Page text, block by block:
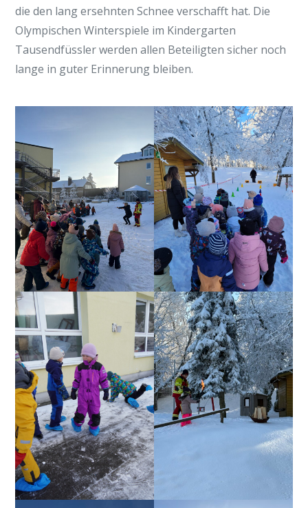
die den lang ersehnten Schnee verschafft hat. Die
Olympischen Winterspiele im Kindergarten
Tausendfüssler werden allen Beteiligten sicher noch
lange in guter Erinnerung bleiben.